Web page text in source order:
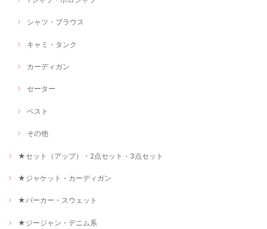
シャツ・ブラウス
キャミ・タンク
カーディガン
セーター
ベスト
その他
★セット（アップ）・2点セット・3点セット
★ジャケット・カーディガン
★パーカー・スウェット
★ジージャン・デニム系